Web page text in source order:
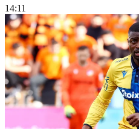
14:11